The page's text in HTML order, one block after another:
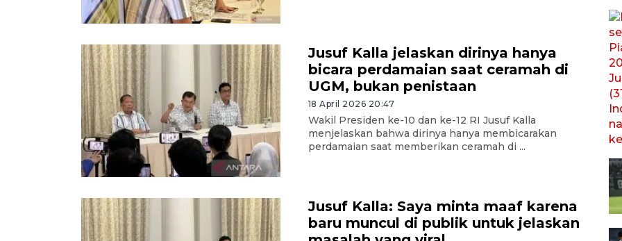
Jusuf Kalla jelaskan dirinya hanya
bicara perdamaian saat ceramah di
UGM, bukan penistaan
18 April 2026 20:47
Wakil Presiden ke-10 dan ke-12 RI Jusuf Kalla
menjelaskan bahwa dirinya hanya membicarakan
perdamaian saat memberikan ceramah di ...
Jusuf Kalla: Saya minta maaf karena
baru muncul di publik untuk jelaskan